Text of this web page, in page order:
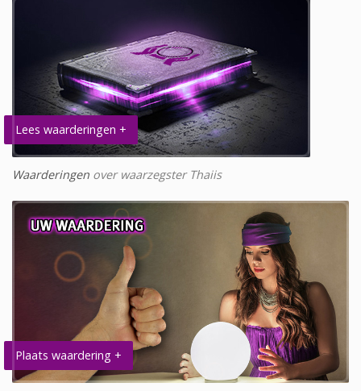
Lees waarderingen +
Waarderingen over waarzegster Thaiis
Plaats waardering +